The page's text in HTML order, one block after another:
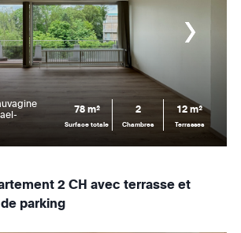
78 m²
Surface totale
2
Chambres
12 m²
Terrasses
2 CH avec terrasse et
parking